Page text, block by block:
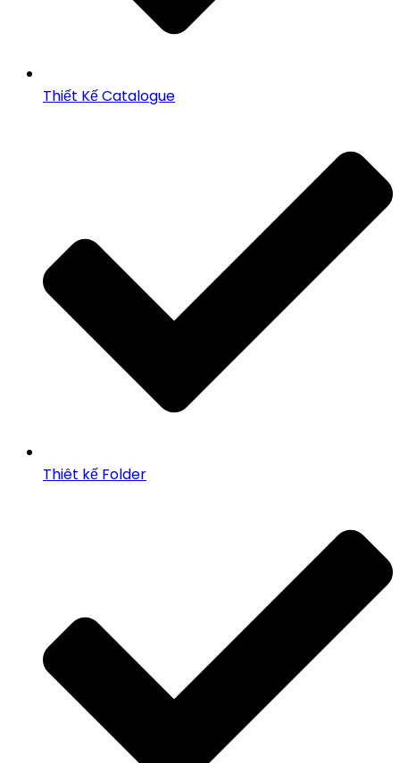
Thiết Kế Catalogue
Thiêt kế Folder